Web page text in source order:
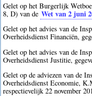
Gelet op het Burgerlijk
8, D) van de Wet van 2 juni
Gelet op het advies van de
Overheidsdienst Financiën,
Gelet op het advies van de
Overheidsdienst Justitie,
Gelet op de adviezen van de
Overheidsdienst Economie,
respectievelijk 22 november